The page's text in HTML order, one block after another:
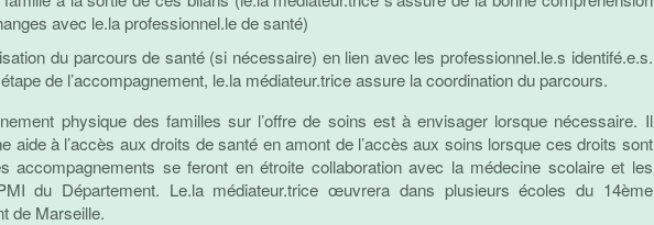
avec le.la professionnel.le de santé)
du parcours de santé (si nécessaire) en lien avec les professionnel.le.s identifé.e.s.
de l’accompagnement, le.la médiateur.trice assure la coordination du parcours.
physique des familles sur l’offre de soins est à envisager lorsque nécessaire. Il
aide à l’accès aux droits de santé en amont de l’accès aux soins lorsque ces droits sont
accompagnements se feront en étroite collaboration avec la médecine scolaire et les
du Département. Le.la médiateur.trice œuvrera dans plusieurs écoles du 14ème
de Marseille.